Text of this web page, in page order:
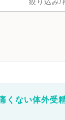
くない体外受